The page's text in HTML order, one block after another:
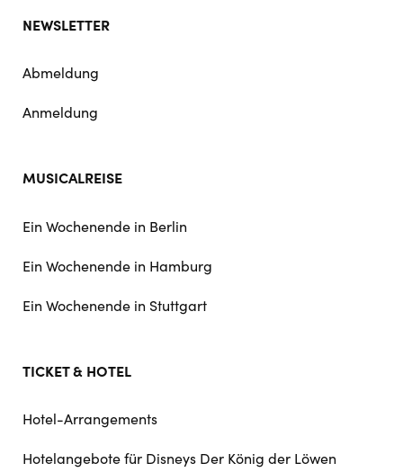
NEWSLETTER
Abmeldung
Anmeldung
MUSICALREISE
Ein Wochenende in Berlin
Ein Wochenende in Hamburg
Ein Wochenende in Stuttgart
TICKET & HOTEL
Hotel-Arrangements
Hotelangebote für Disneys Der König der Löwen